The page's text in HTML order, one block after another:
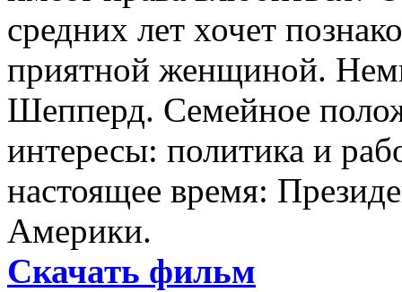
средних лет хочет
приятной женщиной.
Шепперд. Семейное
интересы: политика и
настоящее время:
Америки.
Скачать фильм